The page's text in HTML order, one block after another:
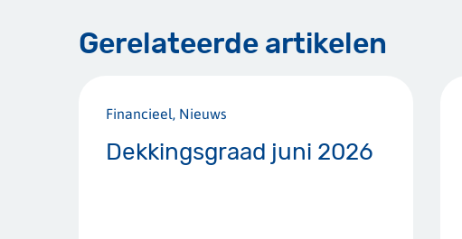
Gerelateerde artikelen
Dekkingsgraad juni 2026
Financieel, Nieuws